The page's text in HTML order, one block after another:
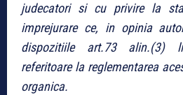
judecatori si cu privire la
imprejurare ce, in opinia
dispozitiile art.73 alin.(3)
referitoare la reglementarea
organica.